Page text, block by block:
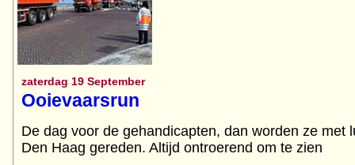
zaterdag 19 September
Ooievaarsrun
De dag voor de gehandicapten, dan worden ze met